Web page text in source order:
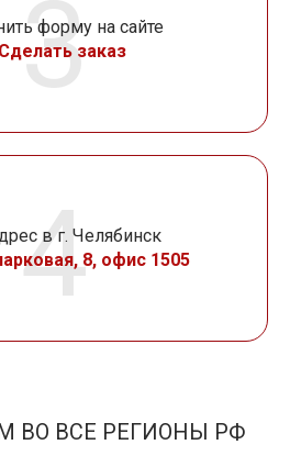
форму на сайте
заказ
в г. Челябинск
8, офис 1505
ВО ВСЕ РЕГИОНЫ РФ